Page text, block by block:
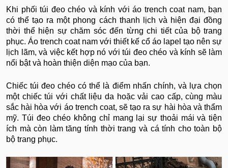
Khi phối túi đeo chéo và kính với áo trench coat nam, bạn
có thể tạo ra một phong cách thanh lịch và hiện đại đồng
thời thể hiện sự chăm sóc đến từng chi tiết của bộ trang
phục. Áo trench coat nam với thiết kế cổ áo lapel tạo nên sự
lịch lãm, và việc kết hợp nó với túi đeo chéo và kính sẽ làm
nổi bật và hoàn thiện diện mạo của bạn.
Chiếc túi đeo chéo có thể là điểm nhấn chính, và lựa chọn
một chiếc túi với chất liệu da hoặc vải cao cấp, cùng màu
sắc hài hòa với áo trench coat, sẽ tạo ra sự hài hòa và thẩm
mỹ. Túi đeo chéo không chỉ mang lại sự thoải mái và tiện
ích mà còn làm tăng tính thời trang và cá tính cho toàn bộ
bộ trang phục.